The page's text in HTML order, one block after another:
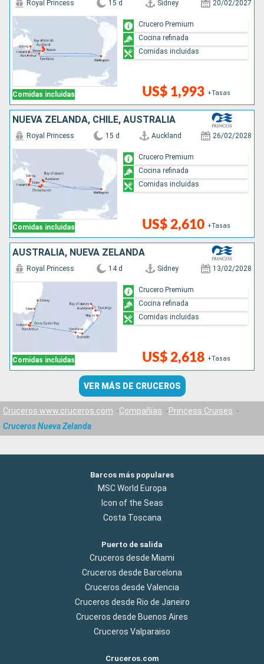
Comidas incluidas
Royal Princess 15 d Sidney 20/02/2027
US$ 1,993 +Tasas
Crucero Premium
Cocina refinada
Comidas incluidas
NUEVA ZELANDA, CHILE, AUSTRALIA
Comidas incluidas
Royal Princess 15 d Auckland 26/02/2028
US$ 2,610 +Tasas
Crucero Premium
Cocina refinada
Comidas incluidas
AUSTRALIA, NUEVA ZELANDA
Comidas incluidas
Royal Princess 14 d Sidney 13/02/2028
US$ 2,618 +Tasas
Crucero Premium
Cocina refinada
Comidas incluidas
VER MÁS DE CRUCEROS
Cruceros www.cruceros.com Compañías
Princess Cruises
Cruceros Nueva Zelanda
Barcos más populares
MSC World Europa
Icon of the Seas
Costa Toscana
Puerto de salida
Cruceros desde Miami
Cruceros desde Barcelona
Cruceros desde Valencia
Cruceros desde Rio de Janeiro
Cruceros desde Buenos Aires
Cruceros Valparaiso
Cruceros.com